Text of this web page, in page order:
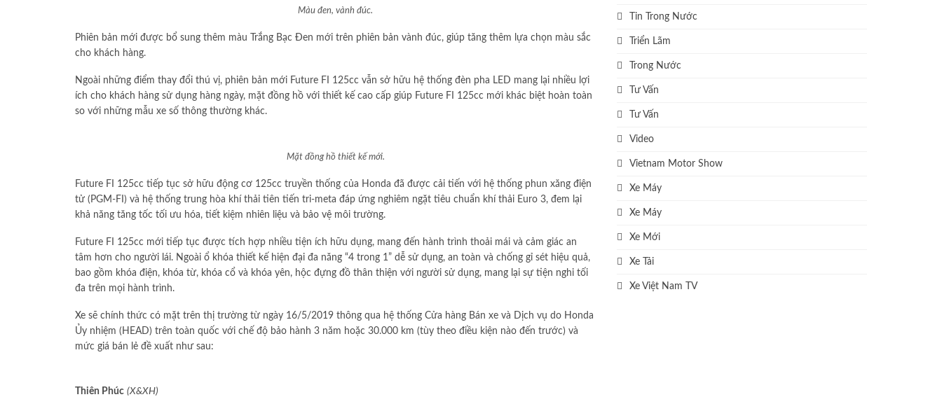
Màu đen, vành đúc.
Phiên bản mới được bổ sung thêm màu Trắng Bạc Đen mới trên phiên bản vành đúc, giúp tăng thêm lựa chọn màu sắc
cho khách hàng.
Ngoài những điểm thay đổi thú vị, phiên bản mới Future FI 125cc vẫn sở hữu hệ thống đèn pha LED mang lại nhiều lợi
ích cho khách hàng sử dụng hàng ngày, mặt đồng hồ với thiết kế cao cấp giúp Future FI 125cc mới khác biệt hoàn toàn
so với những mẫu xe số thông thường khác.
Mặt đồng hồ thiết kế mới.
Future FI 125cc tiếp tục sở hữu động cơ 125cc truyền thống của Honda đã được cải tiến với hệ thống phun xăng điện
tử (PGM-FI) và hệ thống trung hòa khí thải tiên tiến tri-meta đáp ứng nghiêm ngặt tiêu chuẩn khí thải Euro 3, đem lại
khả năng tăng tốc tối ưu hóa, tiết kiệm nhiên liệu và bảo vệ môi trường.
Future FI 125cc mới tiếp tục được tích hợp nhiều tiện ích hữu dụng, mang đến hành trình thoải mái và cảm giác an
tâm hơn cho người lái. Ngoài ổ khóa thiết kế hiện đại đa năng “4 trong 1” dễ sử dụng, an toàn và chống gỉ sét hiệu quả,
bao gồm khóa điện, khóa từ, khóa cổ và khóa yên, hộc đựng đồ thân thiện với người sử dụng, mang lại sự tiện nghi tối
đa trên mọi hành trình.
Xe sẽ chính thức có mặt trên thị trường từ ngày 16/5/2019 thông qua hệ thống Cửa hàng Bán xe và Dịch vụ do Honda
Ủy nhiệm (HEAD) trên toàn quốc với chế độ bảo hành 3 năm hoặc 30.000 km (tùy theo điều kiện nào đến trước) và
mức giá bán lẻ đề xuất như sau:
Thiên Phúc (X&XH)
Tin Trong Nước
Triển Lãm
Trong Nước
Tư Vấn
Tư Vấn
Video
Vietnam Motor Show
Xe Máy
Xe Máy
Xe Mới
Xe Tải
Xe Việt Nam TV